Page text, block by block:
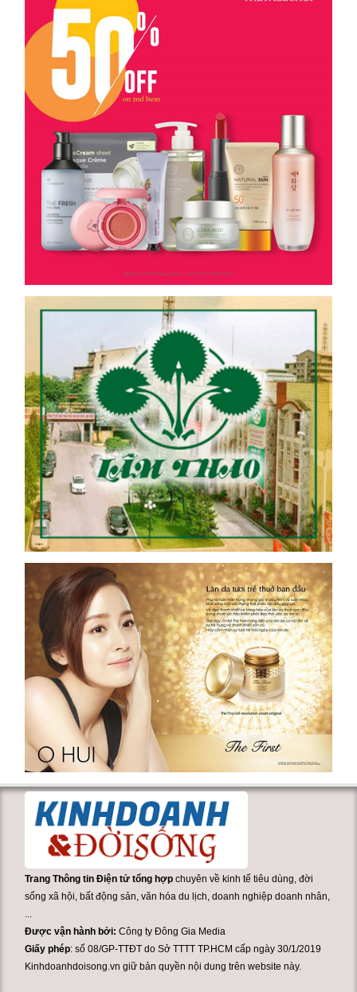
Trang Thông tin Điện tử tổng hợp chuyên về kinh tế tiêu dùng, đời
sống xã hội, bất động sản, văn hóa du lịch, doanh nghiệp doanh nhân,
...
Được vận hành bởi:Công ty Đông Gia Media
Giấy phép: số 08/GP-TTĐT do Sở TTTT TP.HCM cấp ngày 30/1/2019
Kinhdoanhdoisong.vn giữ bản quyền nội dung trên website này.